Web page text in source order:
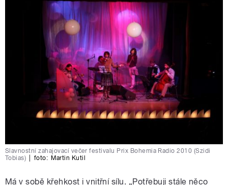
Slavnostní zahajovací večer festivalu Prix Bohemia Radio 2010 (Szidi
Tobias)
foto: Martin Kutil
Má v sobě křehkost i vnitřní sílu. „Potřebuji stále něco